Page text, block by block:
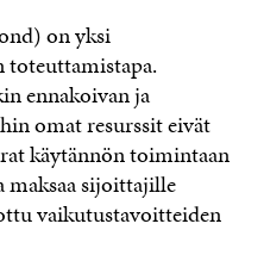
on yksi
ennakoivan ja
omat resurssit eivät
käytännön toimintaan
maksaa sijoittajille
vaikutustavoitteiden